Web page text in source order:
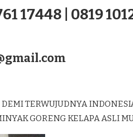
17448 | 0819
TERWUJUDNYA
GORENG KELAPA ASLI